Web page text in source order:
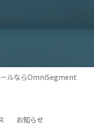
ールならOmniSegment
お知らせ